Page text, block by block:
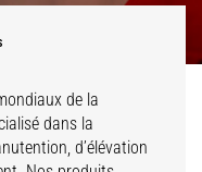
de la
dans la
d’élévation